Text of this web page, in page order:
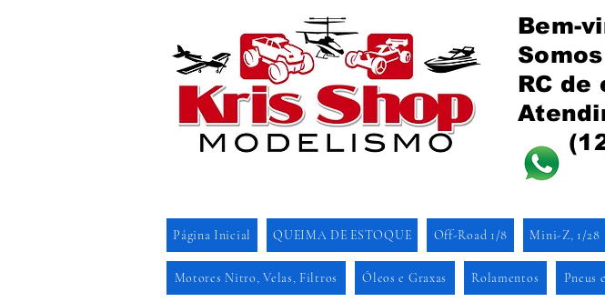
Bem-
RC de
Página Inicial QUEIMA DE ESTOQUE Off-Road 1/8 Mini-Z, 1/28
Motores Nitro, Velas, Filtros Óleos e Graxas Rolamentos Pneus